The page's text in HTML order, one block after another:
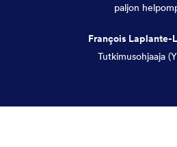
paljon
François Laplante-
Tutkimusohjaaja